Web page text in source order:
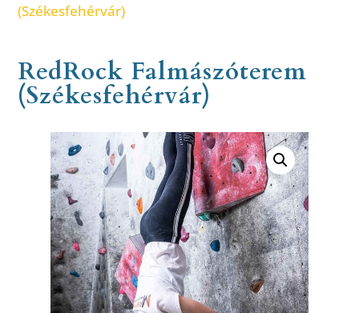
(Székesfehérvár)
RedRock Falmászóterem
(Székesfehérvár)